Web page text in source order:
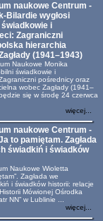
naukowe Centrum -
Bilardie wygłosi
i
Zagraniczni
hierarchia
(1941–1943)
Naukowe Monika
świadkowie i
pośrednicy oraz
wobec Zagłady (1941–
się w środę 24 czerwca
więcej...
naukowe Centrum -
to pamiętam. Zagłada
świadkiń i świadków
Naukowe Wioletta
Zagłada we
i świadków historii: relacje
Mówionej Ośrodka
NN” w Lublinie ...
więcej...